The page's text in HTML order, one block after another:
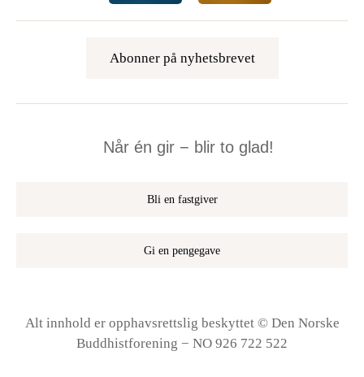
Abonner på nyhetsbrevet
Når én gir − blir to glad!
Bli en fastgiver
Gi en pengegave
Alt innhold er opphavsrettslig beskyttet © Den Norske
Buddhistforening − NO 926 722 522